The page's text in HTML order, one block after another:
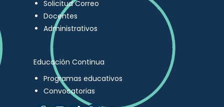
Solicitud Correo
Docentes
Administrativos
Educación Continua
Programas educativos
Convocatorias